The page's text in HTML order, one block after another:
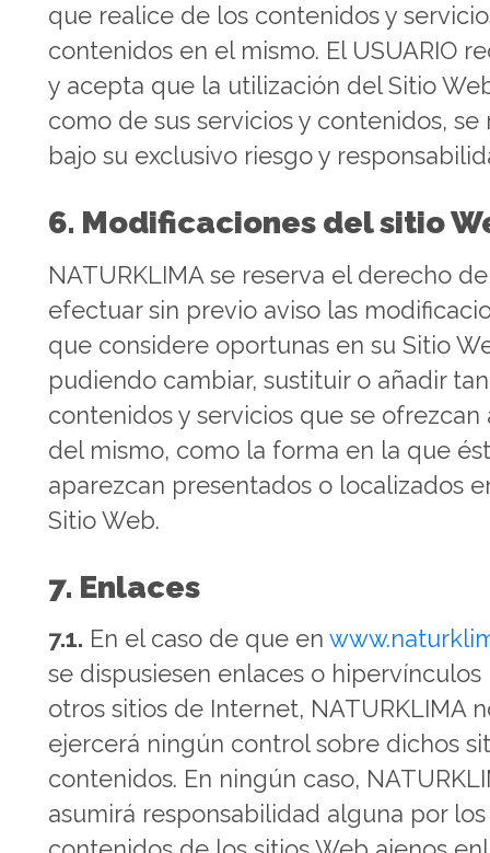
que realice de los contenidos y
contenidos en el mismo. El USUARIO
y acepta que la utilización del Sitio
como de sus servicios y contenidos, se
bajo su exclusivo riesgo y
6. Modificaciones del sitio
NATURKLIMA se reserva el derecho de
efectuar sin previo aviso las
que considere oportunas en su Sitio
pudiendo cambiar, sustituir o añadir
contenidos y servicios que se ofrezcan
del mismo, como la forma en la que
aparezcan presentados o localizados
Sitio Web.
7. Enlaces
7.1. En el caso de que en
se dispusiesen enlaces o hipervínculos
otros sitios de Internet, NATURKLIMA
ejercerá ningún control sobre dichos
contenidos. En ningún caso,
asumirá responsabilidad alguna por los